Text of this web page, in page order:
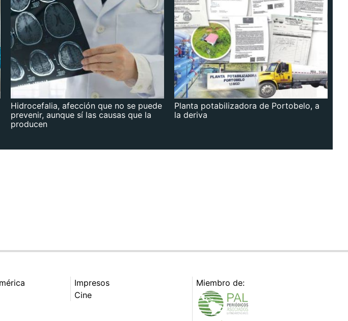
Hidrocefalia, afección que no se puede
prevenir, aunque sí las causas que la
producen
Planta potabilizadora de Portobelo, a
la deriva
Impresos
Cine
Miembro de: